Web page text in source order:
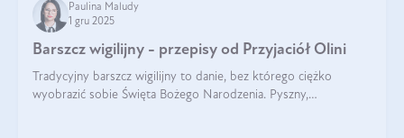
Paulina Maludy
1 gru 2025
Barszcz wigilijny - przepisy od Przyjaciół Olini
Tradycyjny barszcz wigilijny to danie, bez którego ciężko
wyobrazić sobie Święta Bożego Narodzenia. Pyszny,